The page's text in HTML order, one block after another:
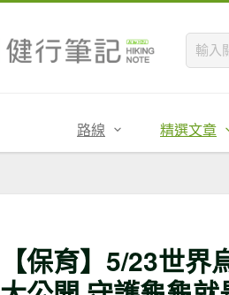
路線 精選文章
【保育】5/23世